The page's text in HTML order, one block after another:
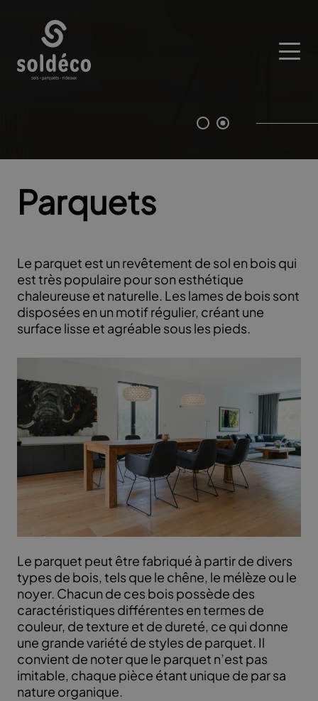
Parquets
Le parquet est un revêtement de sol en bois qui
est très populaire pour son esthétique
chaleureuse et naturelle. Les lames de bois sont
disposées en un motif régulier, créant une
surface lisse et agréable sous les pieds.
Le parquet peut être fabriqué à partir de divers
types de bois, tels que le chêne, le mélèze ou le
noyer. Chacun de ces bois possède des
caractéristiques différentes en termes de
couleur, de texture et de dureté, ce qui donne
une grande variété de styles de parquet. Il
convient de noter que le parquet n’est pas
imitable, chaque pièce étant unique de par sa
nature organique.